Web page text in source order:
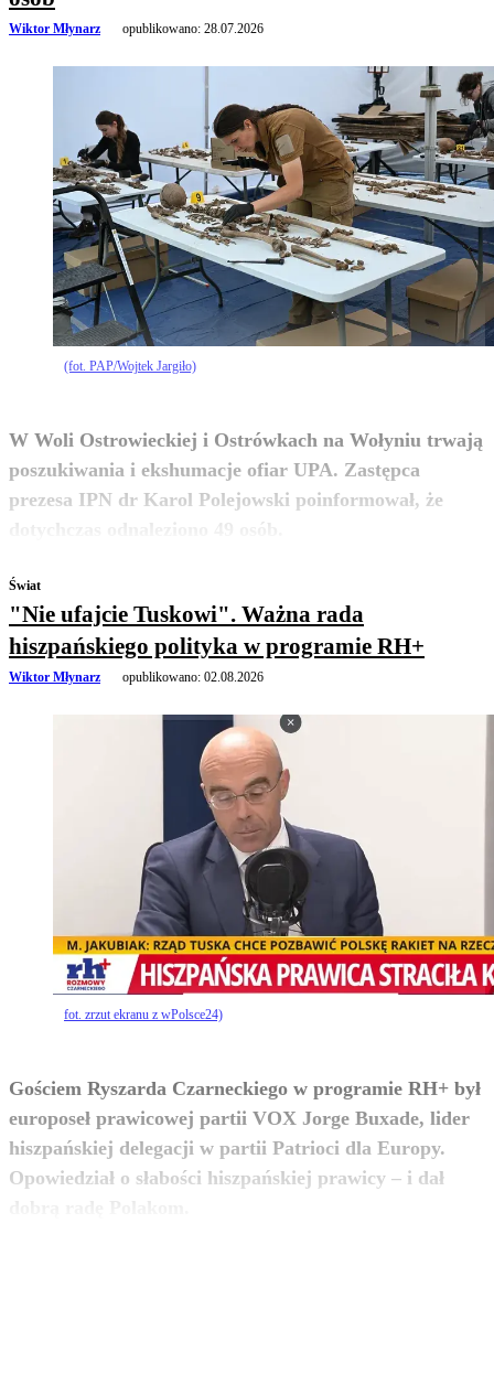
Wiktor Młynarz opublikowano: 28.07.2026
(fot. PAP/Wojtek Jargiło)
W Woli Ostrowieckiej i Ostrówkach na Wołyniu trwają
poszukiwania i ekshumacje ofiar UPA. Zastępca
prezesa IPN dr Karol Polejowski poinformował, że
dotychczas odnaleziono 49 osób.
zobacz więcej
Świat
"Nie ufajcie Tuskowi". Ważna rada
hiszpańskiego polityka w programie RH+
Wiktor Młynarz opublikowano: 02.08.2026
fot. zrzut ekranu z wPolsce24)
Gościem Ryszarda Czarneckiego w programie RH+ był
europoseł prawicowej partii VOX Jorge Buxade, lider
hiszpańskiej delegacji w partii Patrioci dla Europy.
Opowiedział o słabości hiszpańskiej prawicy – i dał
zobacz więcej